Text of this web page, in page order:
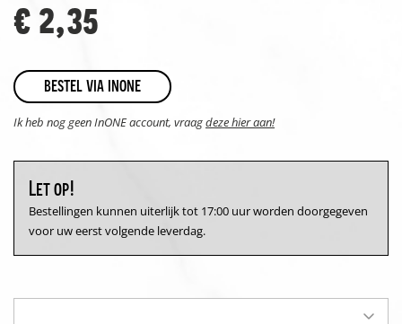
€ 2,35
bestel via inone
Ik heb nog geen InONE account, vraagdeze hier aan!
Let op!
Bestellingen kunnen uiterlijk tot 17:00 uur worden doorgegeven
voor uw eerst volgende leverdag.